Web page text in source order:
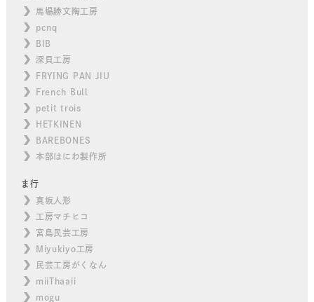
馬場勝文陶工房
pcnq
BIB
深貝工房
FRYING PAN JIU
French Bull
petit trois
HETKINEN
BAREBONES
本部はにわ製作所
ま行
真坂人形
工房マチヒコ
宮島民芸工房
Miyukiyo工房
民芸工房がくなん
miiThaaii
mogu